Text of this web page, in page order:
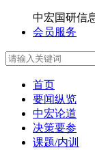
中宏国研信
会员服务
首页
要闻纵览
中宏论道
决策要参
课题/内训